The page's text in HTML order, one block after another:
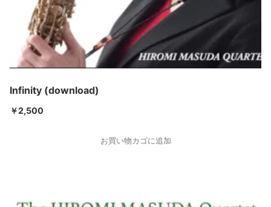
Infinity (download)
￥2,500
お買い物カゴに追加